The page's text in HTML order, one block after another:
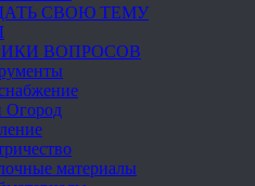
СВОЮ ТЕМУ
ВОПРОСОВ
Огород
материалы